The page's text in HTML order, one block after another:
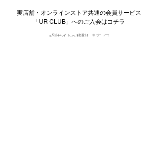
実店舗・オンラインストア共通の会員サービス
「UR CLUB」へのご入会はコチラ
※別サイトへ移動します